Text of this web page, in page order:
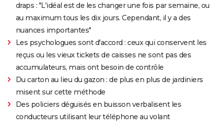
draps : "L'idéal est de les changer une fois par semaine, ou
au maximum tous les dix jours. Cependant, il y a des
nuances importantes"
Les psychologues sont d'accord : ceux qui conservent les
reçus ou les vieux tickets de caisses ne sont pas des
accumulateurs, mais ont besoin de contrôle
Du carton au lieu du gazon : de plus en plus de jardiniers
misent sur cette méthode
Des policiers déguisés en buisson verbalisent les
conducteurs utilisant leur téléphone au volant